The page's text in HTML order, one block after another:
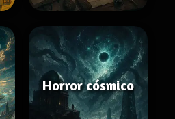
Horror cósmico